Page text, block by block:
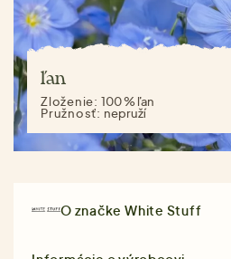
ľan
Zloženie: 100 % ľan
Pružnosť: nepruží
O značkeWhite Stuff